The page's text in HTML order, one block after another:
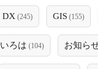
DX (245) GIS (155)
いろは (104) お知ら